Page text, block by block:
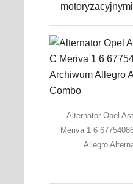
Alternator Opel
Meriva 1 6
Allegro